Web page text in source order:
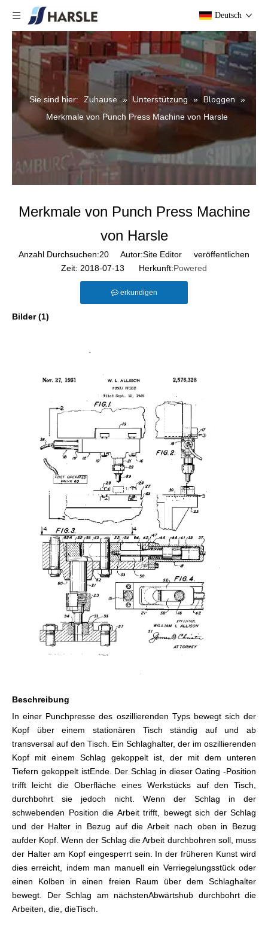
Deutsch
Sie sind hier: Zuhause » Unterstützung » Bloggen
»
Merkmale von Punch Press Machine von Harsle
Merkmale von Punch Press Machine
von Harsle
Anzahl Durchsuchen:20 Autor:Site Editor veröffentlichen
Zeit: 2018-07-13 Herkunft:Powered
erkundigen
Bilder (1)
Beschreibung
In einer Punchpresse des oszillierenden Typs bewegt sich der
Kopf über einem stationären Tisch ständig auf und ab
transversal auf den Tisch. Ein Schlaghalter, der im oszillierenden
Kopf mit einem Schlag gekoppelt ist, der mit dem unteren
Tiefern gekoppelt istEnde. Der Schlag in dieser Oating -Position
trifft leicht die Oberfläche eines Werkstücks auf den Tisch,
durchbohrt sie jedoch nicht. Wenn der Schlag in der
schwebenden Position die Arbeit trifft, bewegt sich der Schlag
und der Halter in Bezug auf die Arbeit nach oben in Bezug
aufder Kopf. Wenn der Schlag die Arbeit durchbohren soll, muss
der Halter am Kopf eingesperrt sein. In der früheren Kunst wird
dies erreicht, indem man manuell ein Verriegelungsstück oder
einen Kolben in einen freien Raum über dem Schlaghalter
bewegt. Der Schlag am nächstenAbwärtshub durchbohrt die
Arbeiten, die, dieTisch.